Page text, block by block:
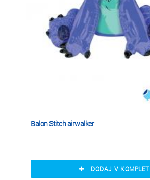
Balon Stitch airwalker
DODAJ V KOMPLET